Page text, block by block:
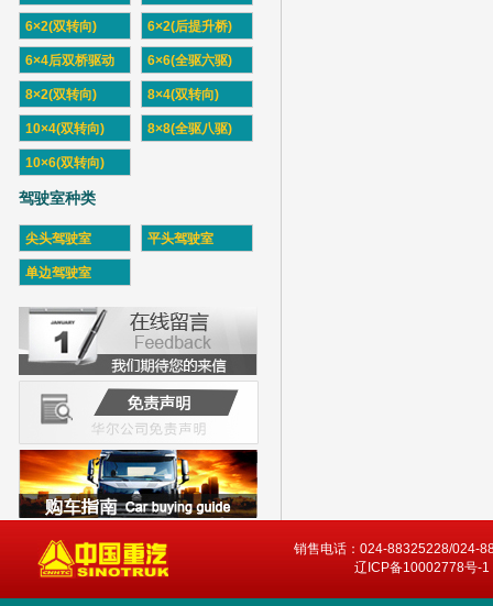
6×2(双转向) 6×2(后提升桥)
6×4后双桥驱动 6×6(全驱六驱)
8×2(双转向) 8×4(双转向)
10×4(双转向) 8×8(全驱八驱)
10×6(双转向)
驾驶室种类
尖头驾驶室 平头驾驶室
单边驾驶室
销售电话：024-88325228/024-
辽ICP备10002778号-1